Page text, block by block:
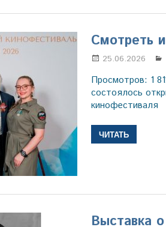
Смотреть
25.06.2026
Просмотров: 1
состоялось
кинофестиваля
ЧИТАТЬ
Выставка